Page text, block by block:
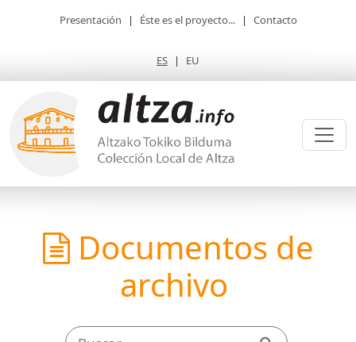
Presentación | Éste es el proyecto... | Contacto
ES | EU
Documentos de
archivo